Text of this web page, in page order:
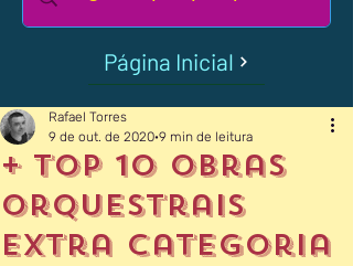
Página Inicial
+ Top 10 Obras
Orquestrais
extra categoria
Rafael Torres
9 de out. de 2020 9 min de leitura